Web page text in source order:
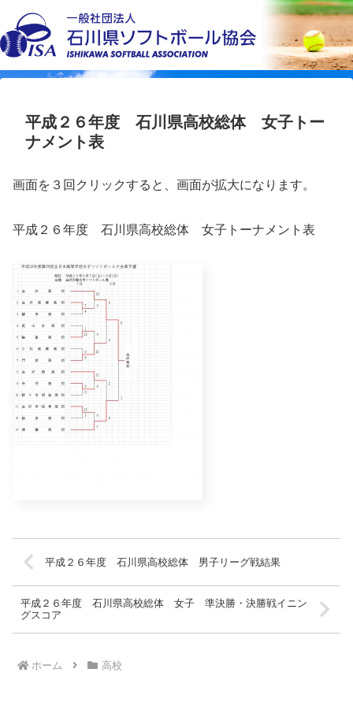
平成２６年度 石川県高校総体 女子トー
ナメント表
画面を３回クリックすると、画面が拡大になります。
平成２６年度 石川県高校総体 女子トーナメント表
平成２６年度 石川県高校総体 男子リーグ戦結果
平成２６年度 石川県高校総体 女子 準決勝・決勝戦イニン
グスコア
ホーム 高校